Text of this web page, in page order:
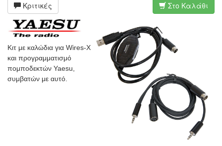
Κριτικές Στο Καλάθι
Κιτ με καλώδια για Wires-X
και προγραμματισμό
πομποδεκτών Yaesu,
συμβατών με αυτό.